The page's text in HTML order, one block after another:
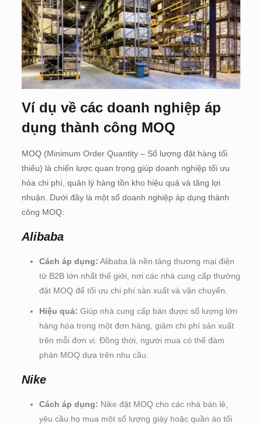
Ví dụ về các doanh nghiệp áp
dụng thành công MOQ
MOQ (Minimum Order Quantity – Số lượng đặt hàng tối
thiểu) là chiến lược quan trọng giúp doanh nghiệp tối ưu
hóa chi phí, quản lý hàng tồn kho hiệu quả và tăng lợi
nhuận. Dưới đây là một số doanh nghiệp áp dụng thành
công MOQ:
Alibaba
Cách áp dụng: Alibaba là nền tảng thương mại điện
tử B2B lớn nhất thế giới, nơi các nhà cung cấp thường
đặt MOQ để tối ưu chi phí sản xuất và vận chuyển.
Hiệu quả: Giúp nhà cung cấp bán được số lượng lớn
hàng hóa trong một đơn hàng, giảm chi phí sản xuất
trên mỗi đơn vị. Đồng thời, người mua có thể đàm
phán MOQ dựa trên nhu cầu.
Nike
Cách áp dụng: Nike đặt MOQ cho các nhà bán lẻ,
yêu cầu họ mua một số lượng giày hoặc quần áo tối